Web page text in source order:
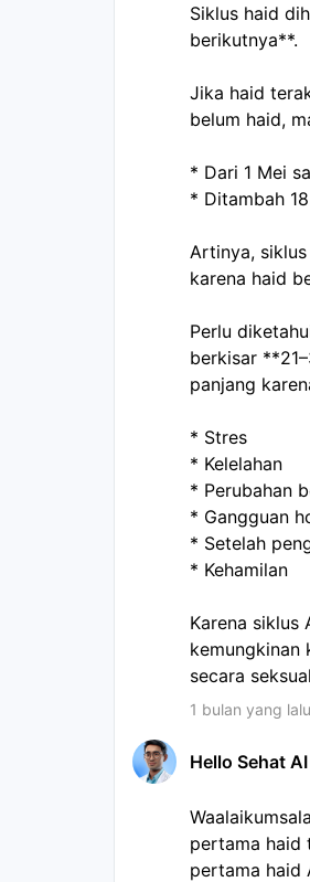
Siklus haid
berikutnya**.
Jika haid
belum haid,
* Dari 1 Mei
* Ditambah
Artinya,
karena haid
Perlu
berkisar
panjang
* Stres
* Kelelahan
* Perubahan
* Gangguan
* Setelah
* Kehamilan
Karena siklus
kemungkinan
secara
pagi hari.
1 bulan yang lalu
Hello Sehat AI
pertama haid
pertama haid